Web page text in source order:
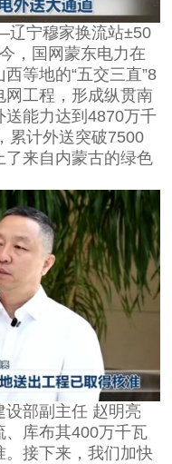
辽宁穆家换流站±50
，国网蒙东电力在
等地的“五交三直”8
工程，形成纵贯南
送能力达到4870万千
累计外送突破7500
了来自内蒙古的绿色
设部副主任 赵明亮
库布其400万千瓦
。接下来，我们加快